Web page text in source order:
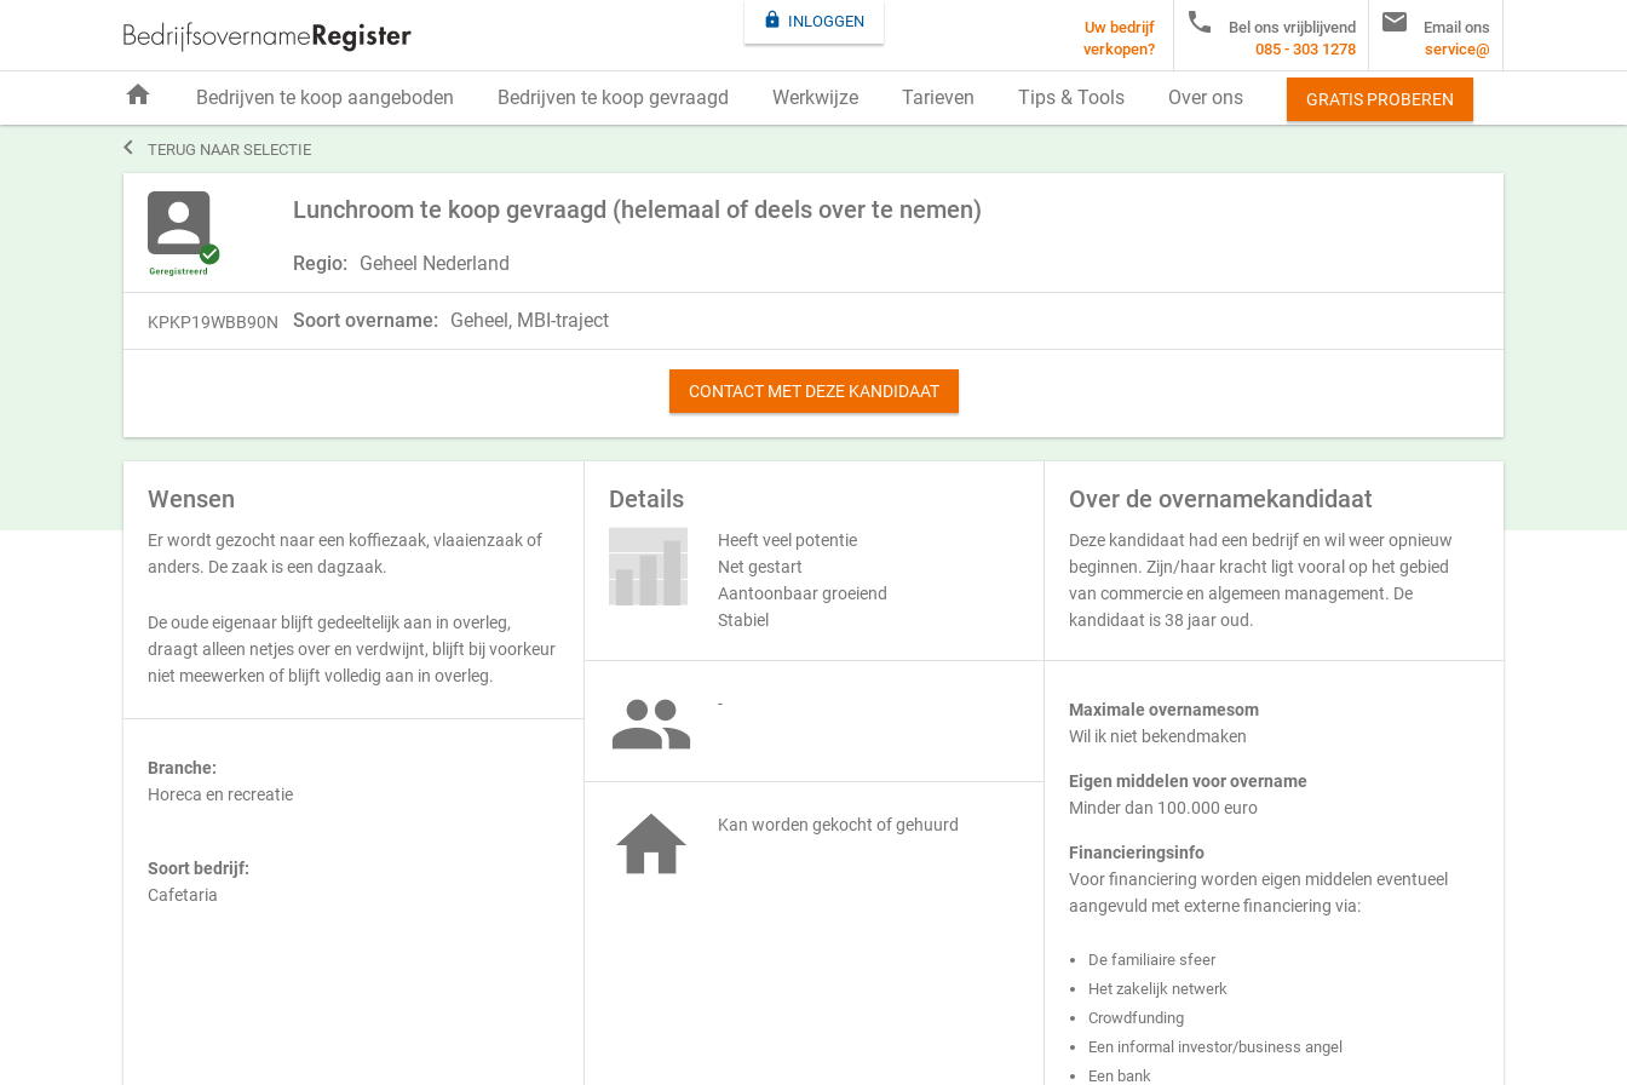
 TERUG NAAR SELECTIE
Lunchroom te koop gevraagd (helemaal of deels over te nemen)
Regio: Geheel Nederland
KPKP19WBB90N Soort overname: Geheel, MBI-traject
CONTACT MET DEZE KANDIDAAT
Wensen
Er wordt gezocht naar een koffiezaak, vlaaienzaak of
anders. De zaak is een dagzaak.
De oude eigenaar blijft gedeeltelijk aan in overleg,
draagt alleen netjes over en verdwijnt, blijft bij voorkeur
niet meewerken of blijft volledig aan in overleg.
Branche:
Horeca en recreatie
Soort bedrijf:
Cafetaria
Details
Heeft veel potentie
Net gestart
Aantoonbaar groeiend
Stabiel
 -
 Kan worden gekocht of gehuurd
Over de overnamekandidaat
Deze kandidaat had een bedrijf en wil weer opnieuw
beginnen. Zijn/haar kracht ligt vooral op het gebied
van commercie en algemeen management. De
kandidaat is 38 jaar oud.
Maximale overnamesom
Wil ik niet bekendmaken
Eigen middelen voor overname
Minder dan 100.000 euro
Financieringsinfo
Voor financiering worden eigen middelen eventueel
aangevuld met externe financiering via:
De familiaire sfeer
Het zakelijk netwerk
Crowdfunding
Een informal investor/business angel
Een bank
 INLOGGEN
Uw bedrijf
verkopen?

Bel ons vrijblijvend
085 - 303 1278

Email ons
service@
home Bedrijven te koop aangeboden Bedrijven te koop gevraagd Werkwijze Tarieven Tips & Tools Over ons GRATIS PROBEREN